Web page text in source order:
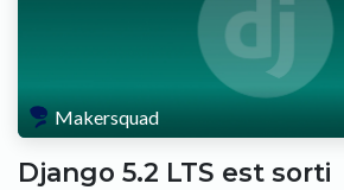
Makersquad
Django 5.2 LTS est sorti